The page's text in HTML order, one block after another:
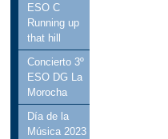
ESO C
Running up
that hill
Concierto 3º
ESO DG La
Morocha
Día de la
Música 2023